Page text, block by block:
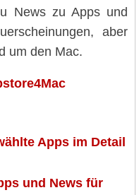
News zu Apps und
aber
um den Mac.
Apps im Detail
und News für